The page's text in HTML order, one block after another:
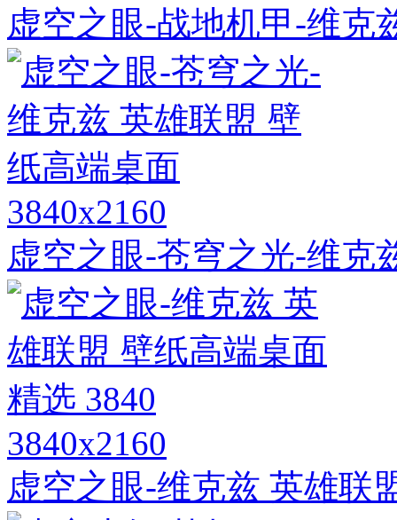
虚空之眼-战地机甲-维克
3840x2160
虚空之眼-苍穹之光-维克
3840x2160
虚空之眼-维克兹 英雄联